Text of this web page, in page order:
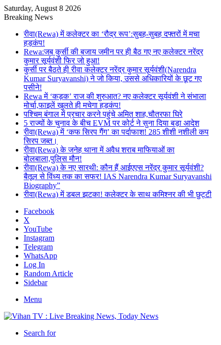
Saturday, August 8 2026
Breaking News
रीवा(Rewa) में कलेक्टर का ‘रौद्र रूप’:सुबह-सुबह दफ्तरों में मचा
हड़कंप!
Rewa:जब कुर्सी की बजाय जमीन पर ही बैठ गए नए कलेक्टर नरेंद्र
कुमार सूर्यवंशी फिर जो हुआ!
कुर्सी पर बैठते ही रीवा कलेक्टर नरेंद्र कुमार सूर्यवंशी(Narendra
Kumar Suryavanshi) ने जो किया, उससे अधिकारियों के छूट गए
पसीने!
Rewa में ‘कड़क’ राज की शुरुआत? नए कलेक्टर सूर्यवंशी ने संभाला
मोर्चा,फाइलें खुलते ही मचेगा हड़कंप!
पश्चिम बंगाल में प्रचार करने पहुंचे अमित शाह,चौतरफा घिरे
5 राज्यों के चुनाव के बीच EVM पर कोर्ट ने सुना दिया बड़ा आदेश
रीवा(Rewa) में ‘कफ सिरप गैंग’ का पर्दाफाश! 285 शीशी नशीली कप
सिरप जब्त।
रीवा(Rewa) के जनेह थाना में अवैध शराब माफियाओं का
बोलबाला,पुलिस मौन!
रीवा(Rewa) के नए सारथी: कौन हैं आईएएस नरेंद्र कुमार सूर्यवंशी?
बैतूल से विंध्य तक का सफर! IAS Narendra Kumar Suryavanshi
Biography”
रीवा(Rewa) में डबल झटका! कलेक्टर के साथ कमिश्नर की भी छुट्टी
Facebook
X
YouTube
Instagram
Telegram
WhatsApp
Log In
Random Article
Sidebar
Menu
Search for